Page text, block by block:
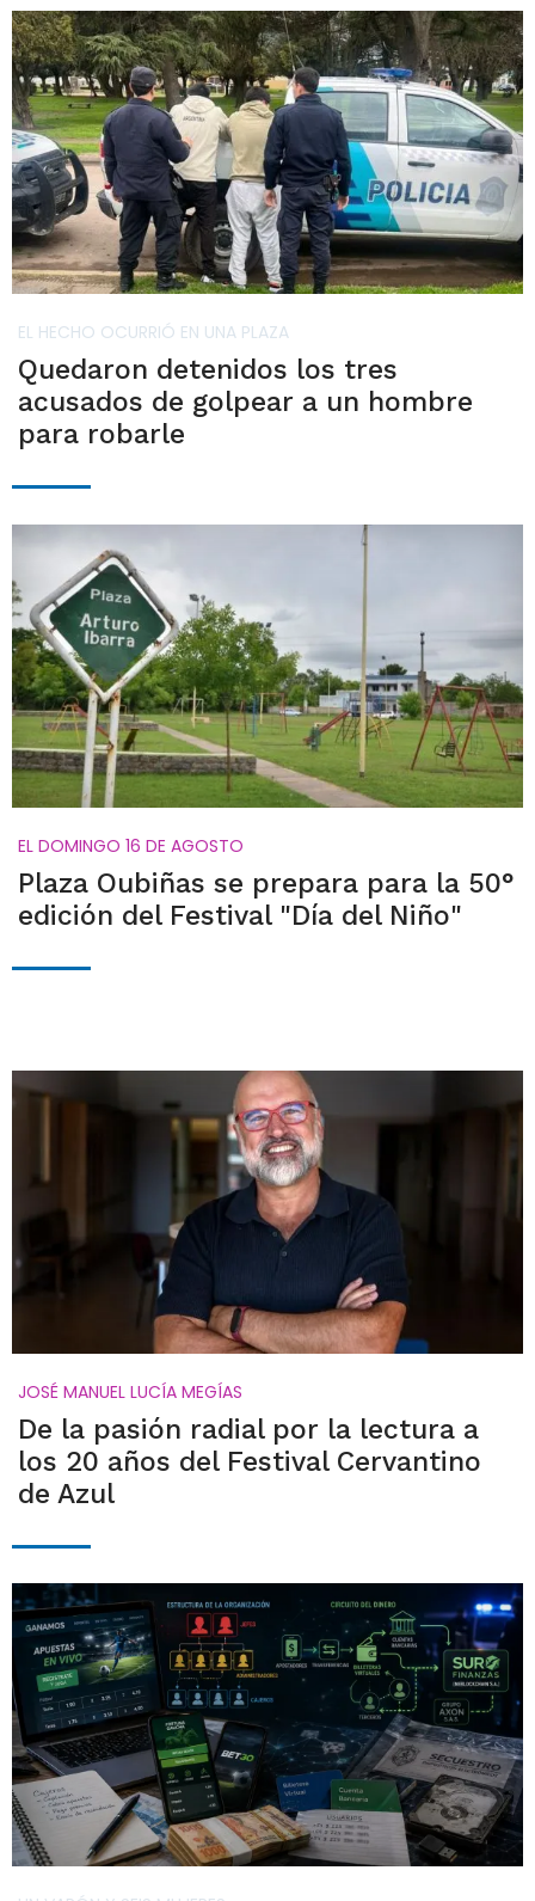
EL HECHO OCURRIÓ EN UNA PLAZA
Quedaron detenidos los tres
acusados de golpear a un hombre
para robarle
EL DOMINGO 16 DE AGOSTO
Plaza Oubiñas se prepara para la 50°
edición del Festival "Día del Niño"
JOSÉ MANUEL LUCÍA MEGÍAS
De la pasión radial por la lectura a
los 20 años del Festival Cervantino
de Azul